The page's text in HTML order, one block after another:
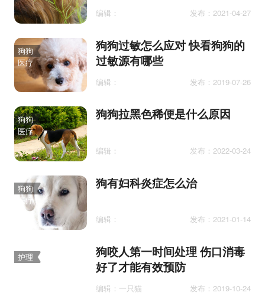
编辑： 发布：2021-04-27
狗狗
医疗
狗狗过敏怎么应对 快看狗狗的
过敏源有哪些
编辑： 发布：2019-07-26
狗狗
医疗
狗狗拉黑色稀便是什么原因
编辑： 发布：2022-03-24
狗狗
医疗
狗有妇科炎症怎么治
编辑： 发布：2021-01-14
护理
狗咬人第一时间处理 伤口消毒
好了才能有效预防
编辑：一只猫 发布：2019-10-24